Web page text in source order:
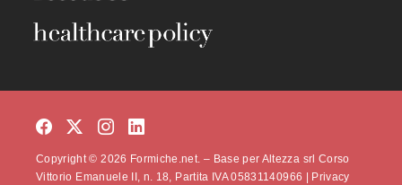
Copyright © 2026 Formiche.net. – Base per Altezza srl Corso
Vittorio Emanuele II, n. 18, Partita IVA 05831140966 |
Privacy